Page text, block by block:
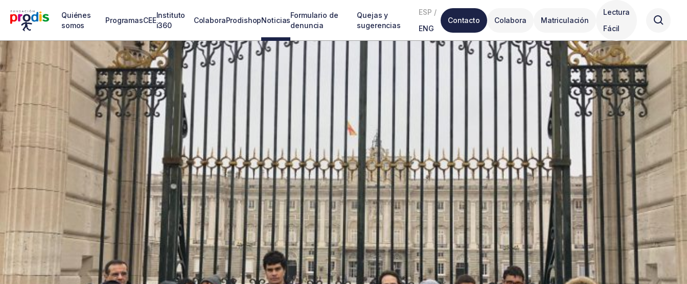
Quiénes
somos
ProgramasCEE
Instituto
i360
ColaboraProdishopNoticias
Formulario de
denuncia
Quejas y
sugerencias
ESP /
ENG
Contacto Colabora Matriculación
Lectura
Fácil